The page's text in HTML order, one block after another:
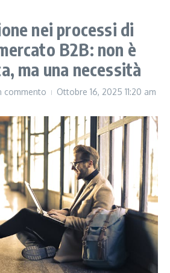
nei processi di
B2B: non è
ma una necessità
commento Ottobre 16, 2025 11:20 am